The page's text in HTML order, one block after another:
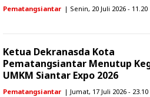
Pematangsiantar | Senin, 20 Juli 2026 - 11.20
Ketua Dekranasda Kota
Pematangsiantar Menutup
UMKM Siantar Expo 2026
Pematangsiantar | Jumat, 17 Juli 2026 - 23.10